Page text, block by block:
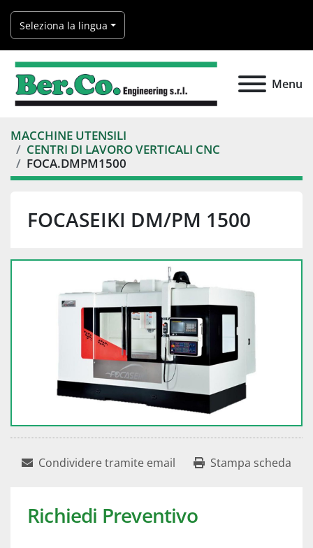
Seleziona la lingua
Menu
MACCHINE UTENSILI
CENTRI DI LAVORO VERTICALI CNC
FOCA.DMPM1500
FOCASEIKI DM/PM 1500
Condividere tramite email Stampa scheda
Richiedi Preventivo